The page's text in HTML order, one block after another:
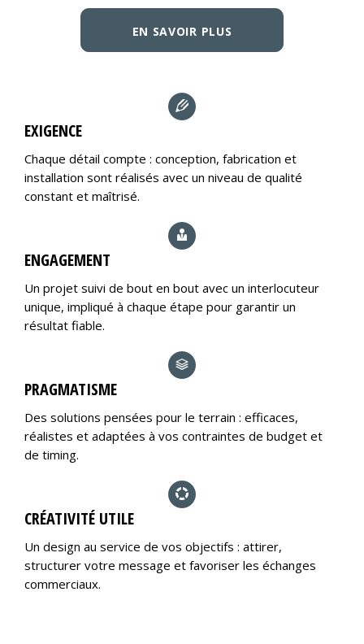
EN SAVOIR PLUS
EXIGENCE
Chaque détail compte : conception, fabrication et
installation sont réalisés avec un niveau de qualité
constant et maîtrisé.
ENGAGEMENT
Un projet suivi de bout en bout avec un interlocuteur
unique, impliqué à chaque étape pour garantir un
résultat fiable.
PRAGMATISME
Des solutions pensées pour le terrain : efficaces,
réalistes et adaptées à vos contraintes de budget et
de timing.
CRÉATIVITÉ UTILE
Un design au service de vos objectifs : attirer,
structurer votre message et favoriser les échanges
commerciaux.